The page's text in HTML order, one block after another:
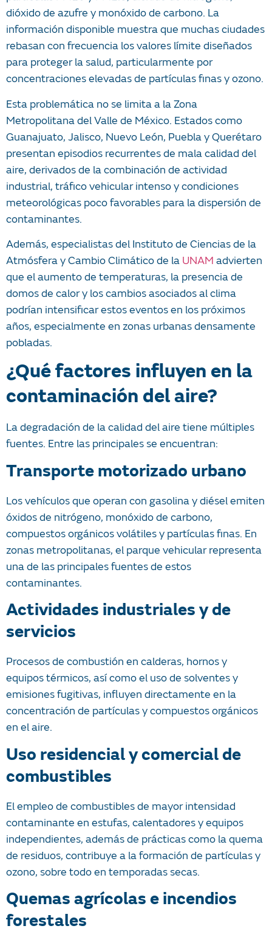
dióxido de azufre y monóxido de carbono. La
información disponible muestra que muchas ciudades
rebasan con frecuencia los valores límite diseñados
para proteger la salud, particularmente por
concentraciones elevadas de partículas finas y ozono.
Esta problemática no se limita a la Zona
Metropolitana del Valle de México. Estados como
Guanajuato, Jalisco, Nuevo León, Puebla y Querétaro
presentan episodios recurrentes de mala calidad del
aire, derivados de la combinación de actividad
industrial, tráfico vehicular intenso y condiciones
meteorológicas poco favorables para la dispersión de
contaminantes.
Además, especialistas del Instituto de Ciencias de la
Atmósfera y Cambio Climático de la UNAM advierten
que el aumento de temperaturas, la presencia de
domos de calor y los cambios asociados al clima
podrían intensificar estos eventos en los próximos
años, especialmente en zonas urbanas densamente
pobladas.
¿Qué factores influyen en la
contaminación del aire?
La degradación de la calidad del aire tiene múltiples
fuentes. Entre las principales se encuentran:
Transporte motorizado urbano
Los vehículos que operan con gasolina y diésel emiten
óxidos de nitrógeno, monóxido de carbono,
compuestos orgánicos volátiles y partículas finas. En
zonas metropolitanas, el parque vehicular representa
una de las principales fuentes de estos
contaminantes.
Actividades industriales y de
servicios
Procesos de combustión en calderas, hornos y
equipos térmicos, así como el uso de solventes y
emisiones fugitivas, influyen directamente en la
concentración de partículas y compuestos orgánicos
en el aire.
Uso residencial y comercial de
combustibles
El empleo de combustibles de mayor intensidad
contaminante en estufas, calentadores y equipos
independientes, además de prácticas como la quema
de residuos, contribuye a la formación de partículas y
ozono, sobre todo en temporadas secas.
Quemas agrícolas e incendios
forestales